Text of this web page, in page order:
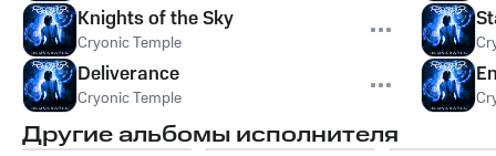
Knights of the Sky
Cryonic Temple
Deliverance
Cryonic Temple
Другие альбомы исполнителя